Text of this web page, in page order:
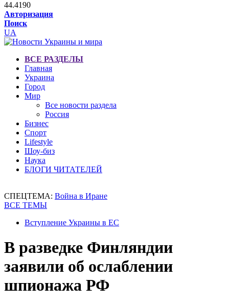
44.4190
Авторизация
Поиск
UA
ВСЕ РАЗДЕЛЫ
Главная
Украина
Город
Мир
Все новости раздела
Россия
Бизнес
Спорт
Lifestyle
Шоу-биз
Наука
БЛОГИ ЧИТАТЕЛЕЙ
СПЕЦТЕМА: Война в Иране
ВСЕ ТЕМЫ
Вступление Украины в ЕС
В разведке Финляндии
заявили об ослаблении
шпионажа РФ